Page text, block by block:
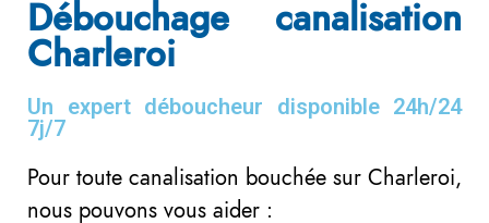
Débouchage canalisation
Charleroi
Un expert déboucheur disponible 24h/24
7j/7
Pour toute canalisation bouchée sur Charleroi,
nous pouvons vous aider :